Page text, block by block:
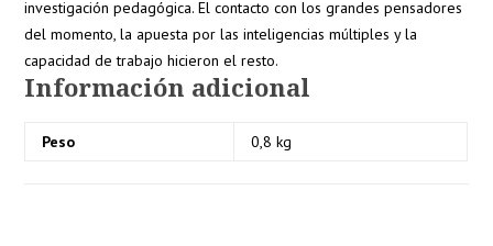
investigación pedagógica. El contacto con los grandes pensadores
del momento, la apuesta por las inteligencias múltiples y la
capacidad de trabajo hicieron el resto.
Información adicional
Peso 0,8 kg